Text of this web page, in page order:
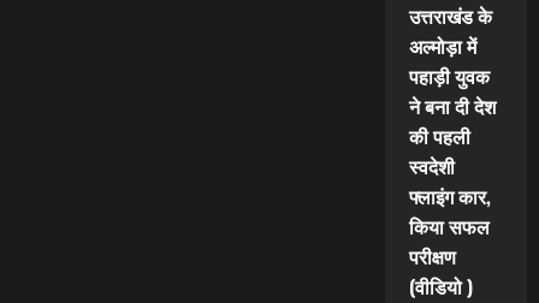
उत्तराखंड के
अल्मोड़ा में
पहाड़ी युवक
ने बना दी देश
की पहली
स्वदेशी
फ्लाइंग कार,
किया सफल
परीक्षण
(वीडियो )